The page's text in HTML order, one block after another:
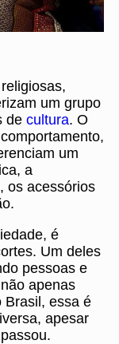
um grupo
de cultura. O
um
a
os acessórios
é
Um deles
pessoas e
apenas
Brasil, essa é
apesar